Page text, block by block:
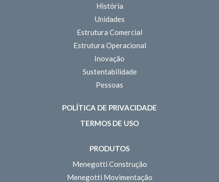
História
Unidades
Estrutura Comercial
Estrutura Operacional
Inovação
Sustentabilidade
Pessoas
POLÍTICA DE PRIVACIDADE
TERMOS DE USO
PRODUTOS
Menegotti Construção
Menegotti Movimentação